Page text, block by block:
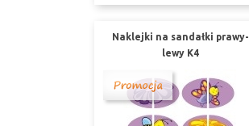
Naklejki na sandałki prawy-
lewy K4